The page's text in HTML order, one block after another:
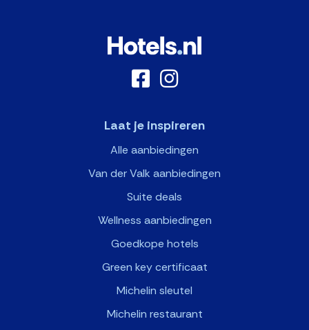
Laat je inspireren
Alle aanbiedingen
Van der Valk aanbiedingen
Suite deals
Wellness aanbiedingen
Goedkope hotels
Green key certificaat
Michelin sleutel
Michelin restaurant